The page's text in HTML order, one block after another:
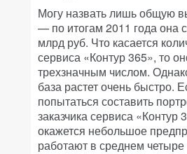
Могу назвать лишь общую
— по итогам 2011 года она
млрд руб. Что касается
сервиса «Контур 365», то
трехзначным числом.
база растет очень быстро.
попытаться составить
заказчика сервиса «Контур
окажется небольшое
работают в среднем четыре